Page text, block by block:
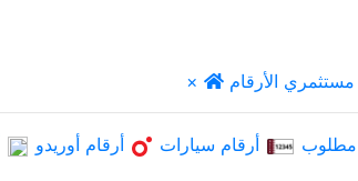
× مستثمري الأرقام
مطلوب أرقام سيارات أرقام أوريدو